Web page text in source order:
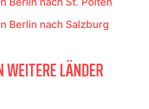
Berlin nach Salzburg
LÄNDER